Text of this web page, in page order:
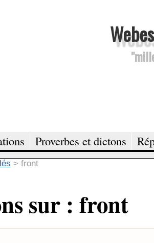
Proverbes et dictons
> front
sur : front